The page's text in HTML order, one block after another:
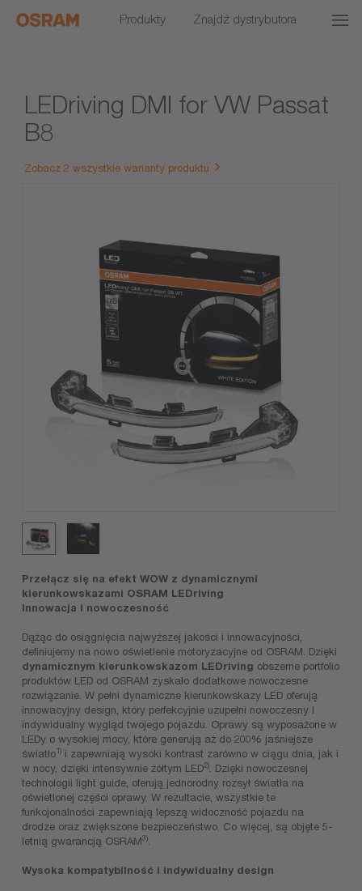
Produkty Znajdź dystrybutora
LEDriving DMI for VW Passat
B8
Zobacz 2 wszystkie warianty produktu
Przełącz się na efekt WOW z dynamicznymi
kierunkowskazami OSRAM LEDriving
Innowacja i nowoczesność
Dążąc do osiągnięcia najwyższej jakości i innowacyjności,
definiujemy na nowo oświetlenie motoryzacyjne od OSRAM. Dzięki
dynamicznym kierunkowskazom LEDriving obszerne portfolio
produktów LED od OSRAM zyskało dodatkowe nowoczesne
rozwiązanie. W pełni dynamiczne kierunkowskazy LED oferują
innowacyjny design, który perfekcyjnie uzupełni nowoczesny I
indywidualny wygląd twojego pojazdu. Oprawy są wyposażone w
LEDy o wysokiej mocy, które generują aż do 200% jaśniejsze
światło1) i zapewniają wysoki kontrast zarówno w ciągu dnia, jak i
w nocy, dzięki intensywnie żółtym LED2)
. Dzięki nowoczesnej
technologii light guide, oferują jednorodny rozsył światła na
oświetlonej części oprawy. W rezultacie, wszystkie te
funkcjonalności zapewniają lepszą widoczność pojazdu na
drodze oraz zwiększone bezpieczeństwo. Co więcej, są objęte 5-
letnią gwarancją OSRAM3)
Wysoka kompatybilność i indywidualny design